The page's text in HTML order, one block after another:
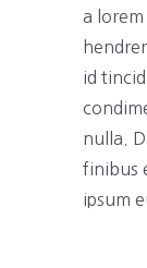
a
id
nulla.
finibus
ipsum